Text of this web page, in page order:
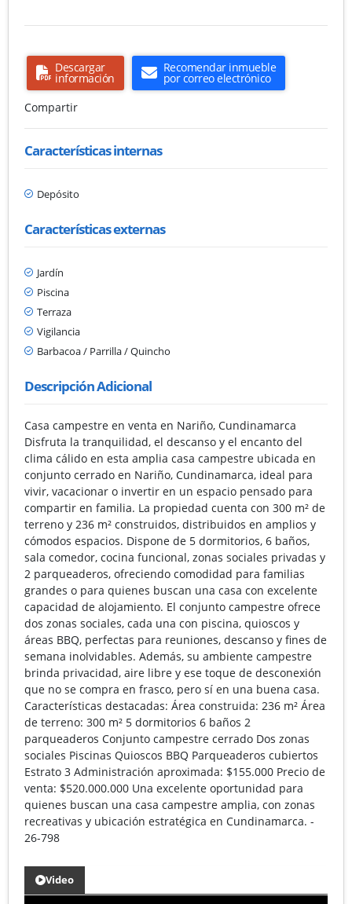
Descargar
información
Recomendar inmueble
por correo electrónico
Compartir
Características internas
Depósito
Características externas
Jardín
Piscina
Terraza
Vigilancia
Barbacoa / Parrilla / Quincho
Descripción Adicional
Casa campestre en venta en Nariño, Cundinamarca
Disfruta la tranquilidad, el descanso y el encanto del
clima cálido en esta amplia casa campestre ubicada en
conjunto cerrado en Nariño, Cundinamarca, ideal para
vivir, vacacionar o invertir en un espacio pensado para
compartir en familia. La propiedad cuenta con 300 m² de
terreno y 236 m² construidos, distribuidos en amplios y
cómodos espacios. Dispone de 5 dormitorios, 6 baños,
sala comedor, cocina funcional, zonas sociales privadas y
2 parqueaderos, ofreciendo comodidad para familias
grandes o para quienes buscan una casa con excelente
capacidad de alojamiento. El conjunto campestre ofrece
dos zonas sociales, cada una con piscina, quioscos y
áreas BBQ, perfectas para reuniones, descanso y fines de
semana inolvidables. Además, su ambiente campestre
brinda privacidad, aire libre y ese toque de desconexión
que no se compra en frasco, pero sí en una buena casa.
Características destacadas: Área construida: 236 m² Área
de terreno: 300 m² 5 dormitorios 6 baños 2
parqueaderos Conjunto campestre cerrado Dos zonas
sociales Piscinas Quioscos BBQ Parqueaderos cubiertos
Estrato 3 Administración aproximada: $155.000 Precio de
venta: $520.000.000 Una excelente oportunidad para
quienes buscan una casa campestre amplia, con zonas
recreativas y ubicación estratégica en Cundinamarca. -
26-798
Video